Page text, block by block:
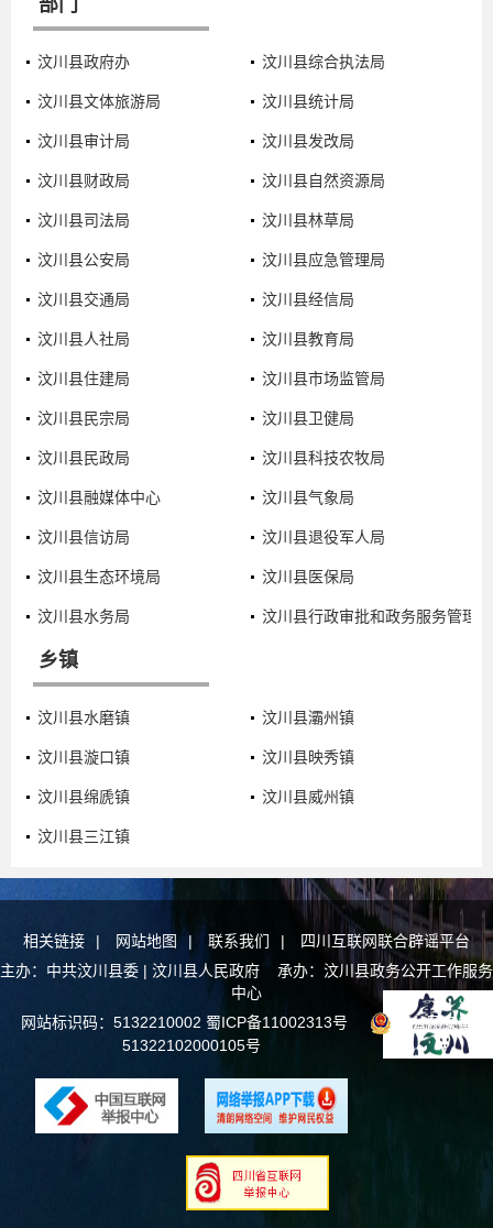
汶川县政府办 汶川县综合执法局
汶川县文体旅游局 汶川县统计局
汶川县审计局 汶川县发改局
汶川县财政局 汶川县自然资源局
汶川县司法局 汶川县林草局
汶川县公安局 汶川县应急管理局
汶川县交通局 汶川县经信局
汶川县人社局 汶川县教育局
汶川县住建局 汶川县市场监管局
汶川县民宗局 汶川县卫健局
汶川县民政局 汶川县科技农牧局
汶川县融媒体中心 汶川县气象局
汶川县信访局 汶川县退役军人局
汶川县生态环境局 汶川县医保局
汶川县水务局 汶川县行政审批和政务服务管理局
乡镇
汶川县水磨镇 汶川县灞州镇
汶川县漩口镇 汶川县映秀镇
汶川县绵虒镇 汶川县威州镇
汶川县三江镇
相关链接 | 网站地图 | 联系我们 |
四川互联网联合辟谣平台
主办：中共汶川县委 | 汶川县人民政府 承办：汶川县政务公开工作服务
中心
网站标识码：5132210002 蜀ICP备11002313号
川公网安备
51322102000105号